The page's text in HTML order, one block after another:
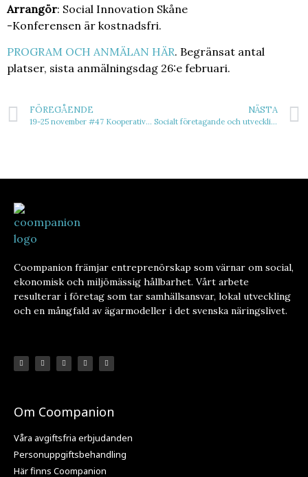
Arrangör: Social Innovation Skåne
-Konferensen är kostnadsfri.
PROGRAM OCH ANMÄLAN HÄR. Begränsat antal
platser, sista anmälningsdag 26:e februari.
FÖREGÅENDE
19-25 november #47 Kooperativa veckan
NÄSTA
Socialt företagande och utveckling av biosfärområde – nya spännande projekt
Coompanion främjar entreprenörskap som värnar om social,
ekonomisk och miljömässig hållbarhet. Vårt arbete
resulterar i företag som tar samhällsansvar, lokal utveckling
och en mångfald av ägarmodeller i det svenska näringslivet.
Om Coompanion
Våra avgiftsfria erbjudanden
Personuppgiftsbehandling
Här finns Coompanion